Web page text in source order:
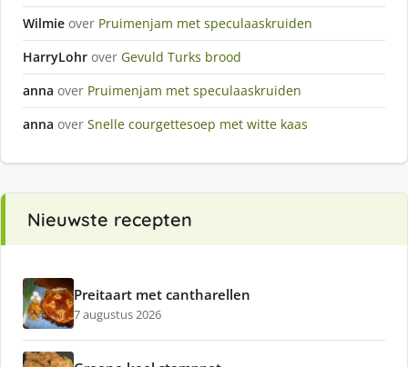
Wilmie over Pruimenjam met speculaaskruiden
HarryLohr over Gevuld Turks brood
anna over Pruimenjam met speculaaskruiden
anna over Snelle courgettesoep met witte kaas
Nieuwste recepten
Preitaart met cantharellen
7 augustus 2026